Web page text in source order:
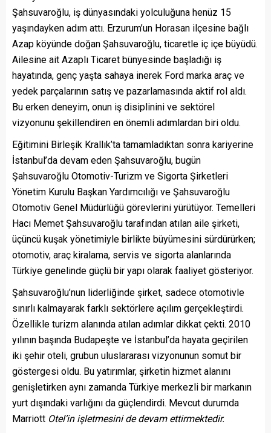
Şahsuvaroğlu, iş dünyasındaki yolculuğuna henüz 15
yaşındayken adım attı. Erzurum’un Horasan ilçesine bağlı
Azap köyünde doğan Şahsuvaroğlu, ticaretle iç içe büyüdü.
Ailesine ait Azaplı Ticaret bünyesinde başladığı iş
hayatında, genç yaşta sahaya inerek Ford marka araç ve
yedek parçalarının satış ve pazarlamasında aktif rol aldı.
Bu erken deneyim, onun iş disiplinini ve sektörel
vizyonunu şekillendiren en önemli adımlardan biri oldu.
Eğitimini Birleşik Krallık’ta tamamladıktan sonra kariyerine
İstanbul’da devam eden Şahsuvaroğlu, bugün
Şahsuvaroğlu Otomotiv-Turizm ve Sigorta Şirketleri
Yönetim Kurulu Başkan Yardımcılığı ve Şahsuvaroğlu
Otomotiv Genel Müdürlüğü görevlerini yürütüyor. Temelleri
Hacı Memet Şahsuvaroğlu tarafından atılan aile şirketi,
üçüncü kuşak yönetimiyle birlikte büyümesini sürdürürken;
otomotiv, araç kiralama, servis ve sigorta alanlarında
Türkiye genelinde güçlü bir yapı olarak faaliyet gösteriyor.
Şahsuvaroğlu’nun liderliğinde şirket, sadece otomotivle
sınırlı kalmayarak farklı sektörlere açılım gerçekleştirdi.
Özellikle turizm alanında atılan adımlar dikkat çekti. 2010
yılının başında Budapeşte ve İstanbul’da hayata geçirilen
iki şehir oteli, grubun uluslararası vizyonunun somut bir
göstergesi oldu. Bu yatırımlar, şirketin hizmet alanını
genişletirken aynı zamanda Türkiye merkezli bir markanın
yurt dışındaki varlığını da güçlendirdi. Mevcut durumda
Marriott Otel’in işletmesini de devam ettirmektedir.